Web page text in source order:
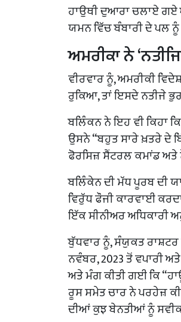
ਹਾਉਥੀ ਦੁਆਰਾ ਚਲਾਏ ਗਏ
ਯਮਨ ਵਿੱਚ ਬੰਬਾਰੀ ਦੇ ਪਲ ਨੂੰ
ਅਮਰੀਕਾ ਨੇ
ਵੀਰਵਾਰ ਨੂੰ, ਅਮਰੀਕੀ
ਰੁਕਿਆ, ਤਾਂ ਇਸਦੇ ਨਤੀਜੇ
ਬਲਿੰਕਨ ਨੇ ਇਹ ਵੀ ਕਿਹਾ
ਉਸਨੇ “ਬਹੁਤ ਸਾਰੇ ਖ਼ਤਰੇ ਦੇ
ਫੋਰਸਿਜ਼ ਸੈਂਟਰਲ ਕਮਾਂਡ ਅਤੇ
ਬਲਿੰਕੇਨ ਦੀ ਮੱਧ ਪੂਰਬ ਦੀ
ਵਿਰੁੱਧ ਫੌਜੀ ਕਾਰਵਾਈ
ਇੱਕ ਸੀਨੀਅਰ ਅਧਿਕਾਰੀ
ਬੁੱਧਵਾਰ ਨੂੰ, ਸੰਯੁਕਤ ਰਾਸ਼ਟਰ
ਨਵੰਬਰ, 2023 ਤੋਂ ਵਪਾਰੀ
ਅਤੇ ਮੰਗ ਕੀਤੀ ਗਈ ਕਿ
ਰੂਸ ਸਮੇਤ ਚਾਰ ਨੇ ਪਰਹੇਜ਼
ਦੀਆਂ ਕੁਝ ਬੇਨਤੀਆਂ ਨੂੰ